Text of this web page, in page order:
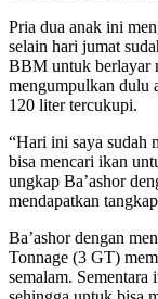
Pria dua anak ini
selain hari jumat
BBM untuk berlayar
mengumpulkan dulu
120 liter tercukupi.
“Hari ini saya sudah
bisa mencari ikan
ungkap Ba’ashor
mendapatkan
Ba’ashor dengan
Tonnage (3 GT)
semalam. Sementara